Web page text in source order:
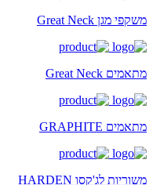
משקפי מגן Great Neck
מתאמים Great Neck
מתאמים GRAPHITE
משוריות לג'קסו HARDEN